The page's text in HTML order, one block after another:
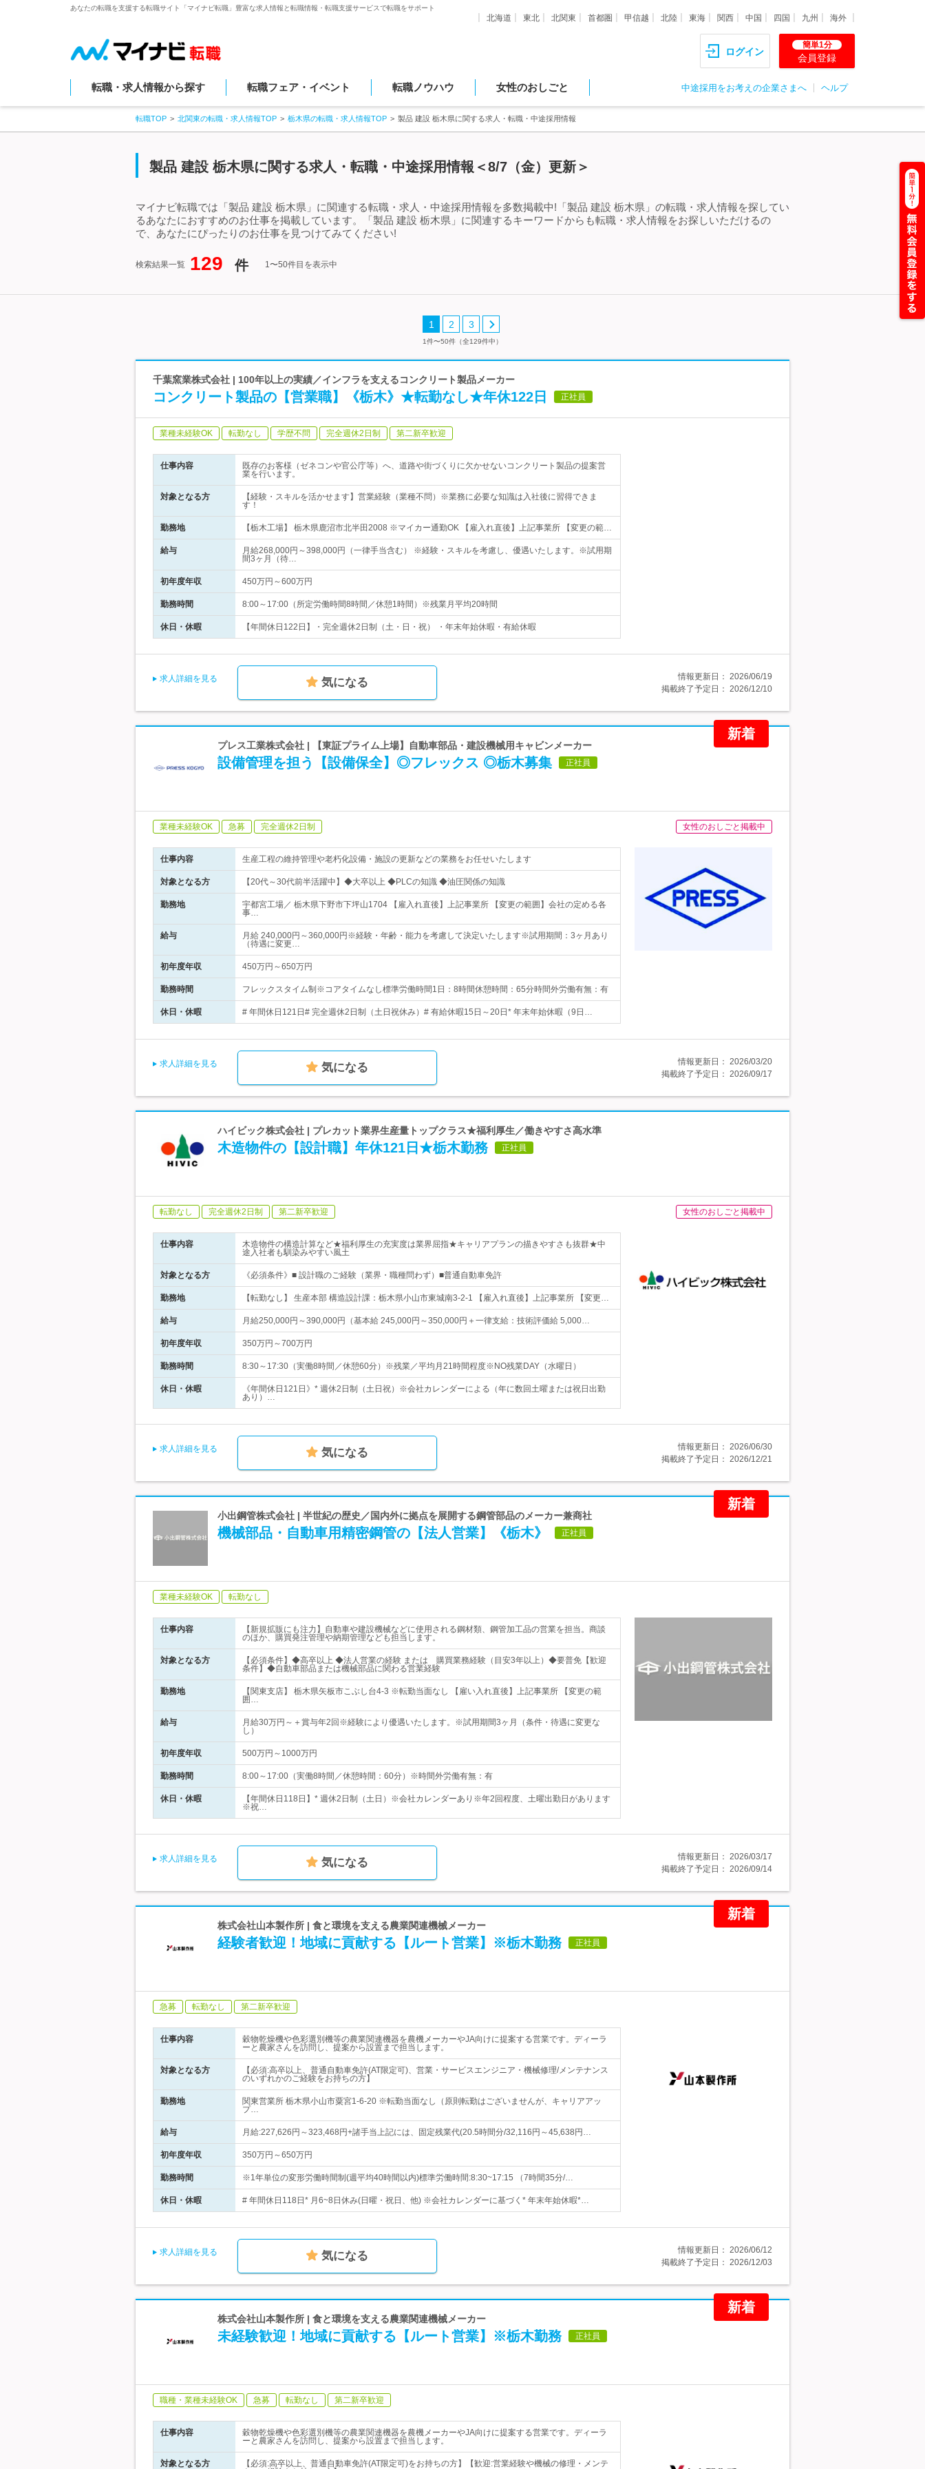
あなたの転職を支援する転職サイト「マイナビ転職」豊富な求人情報と転職情報・転職支援サービスで転職をサポート
北海道 東北 北関東 首都圏 甲信越 北陸 東海 関西 中国 四国 九州 海外
ログイン
簡単1分
会員登録
転職・求人情報から探す 転職フェア・イベント 転職ノウハウ 女性のおしごと 中途採用をお考えの企業さまへ ヘルプ
転職TOP 北関東の転職・求人情報TOP 栃木県の転職・求人情報TOP 製品 建設 栃木県に関する求人・転職・中途採用情報
製品 建設 栃木県に関する求人・転職・中途採用情報＜8/7（金）更新＞
マイナビ転職では「製品 建設 栃木県」に関連する転職・求人・中途採用情報を多数掲載中!「製品 建設 栃木県」の転職・求人情報を探してい
るあなたにおすすめのお仕事を掲載しています。「製品 建設 栃木県」に関連するキーワードからも転職・求人情報をお探しいただけるの
で、あなたにぴったりのお仕事を見つけてみてください!
検索結果一覧 129 件 1〜50件目を表示中
1 2 3
1件〜50件（全129件中）
千葉窯業株式会社 | 100年以上の実績／インフラを支えるコンクリート製品メーカー
コンクリート製品の【営業職】《栃木》★転勤なし★年休122日 正社員
業種未経験OK 転勤なし 学歴不問 完全週休2日制 第二新卒歓迎
仕事内容
既存のお客様（ゼネコンや官公庁等）へ、道路や街づくりに欠かせないコンクリート製品の提案営
業を行います。
対象となる方
【経験・スキルを活かせます】営業経験（業種不問）※業務に必要な知識は入社後に習得できま
す！
勤務地 【栃木工場】 栃木県鹿沼市北半田2008 ※マイカー通勤OK 【雇入れ直後】上記事業所 【変更の範…
給与
月給268,000円～398,000円（一律手当含む） ※経験・スキルを考慮し、優遇いたします。※試用期
間3ヶ月（待…
初年度年収 450万円～600万円
勤務時間 8:00～17:00（所定労働時間8時間／休憩1時間）※残業月平均20時間
休日・休暇 【年間休日122日】・完全週休2日制（土・日・祝） ・年末年始休暇・有給休暇
求人詳細を見る 気になる 情報更新日： 2026/06/19
掲載終了予定日： 2026/12/10
新着
プレス工業株式会社 | 【東証プライム上場】自動車部品・建設機械用キャビンメーカー
設備管理を担う【設備保全】◎フレックス ◎栃木募集 正社員
業種未経験OK 急募 完全週休2日制 女性のおしごと掲載中
仕事内容 生産工程の維持管理や老朽化設備・施設の更新などの業務をお任せいたします
対象となる方 【20代～30代前半活躍中】◆大卒以上 ◆PLCの知識 ◆油圧関係の知識
勤務地
宇都宮工場／ 栃木県下野市下坪山1704 【雇入れ直後】上記事業所 【変更の範囲】会社の定める各
事…
給与
月給 240,000円～360,000円※経験・年齢・能力を考慮して決定いたします※試用期間：3ヶ月あり
（待遇に変更…
初年度年収 450万円～650万円
勤務時間 フレックスタイム制※コアタイムなし標準労働時間1日：8時間休憩時間：65分時間外労働有無：有
休日・休暇 # 年間休日121日# 完全週休2日制（土日祝休み）# 有給休暇15日～20日* 年末年始休暇（9日…
求人詳細を見る 気になる 情報更新日： 2026/03/20
掲載終了予定日： 2026/09/17
ハイビック株式会社 | プレカット業界生産量トップクラス★福利厚生／働きやすさ高水準
木造物件の【設計職】年休121日★栃木勤務 正社員
転勤なし 完全週休2日制 第二新卒歓迎 女性のおしごと掲載中
仕事内容
木造物件の構造計算など★福利厚生の充実度は業界屈指★キャリアプランの描きやすさも抜群★中
途入社者も馴染みやすい風土
対象となる方 《必須条件》■ 設計職のご経験（業界・職種問わず）■普通自動車免許
勤務地 【転勤なし】 生産本部 構造設計課：栃木県小山市東城南3-2-1 【雇入れ直後】上記事業所 【変更…
給与 月給250,000円～390,000円（基本給 245,000円～350,000円＋一律支給：技術評価給 5,000…
初年度年収 350万円～700万円
勤務時間 8:30～17:30（実働8時間／休憩60分）※残業／平均月21時間程度※NO残業DAY（水曜日）
休日・休暇
《年間休日121日》* 週休2日制（土日祝）※会社カレンダーによる（年に数回土曜または祝日出勤
あり）…
求人詳細を見る 気になる 情報更新日： 2026/06/30
掲載終了予定日： 2026/12/21
新着
小出鋼管株式会社 | 半世紀の歴史／国内外に拠点を展開する鋼管部品のメーカー兼商社
機械部品・自動車用精密鋼管の【法人営業】《栃木》 正社員
業種未経験OK 転勤なし
仕事内容
【新規拡販にも注力】自動車や建設機械などに使用される鋼材類、鋼管加工品の営業を担当。商談
のほか、購買発注管理や納期管理なども担当します。
対象となる方
【必須条件】◆高卒以上 ◆法人営業の経験 または 購買業務経験（目安3年以上）◆要普免【歓迎
条件】◆自動車部品または機械部品に関わる営業経験
勤務地
【関東支店】 栃木県矢板市こぶし台4-3 ※転勤当面なし 【雇い入れ直後】上記事業所 【変更の範
囲…
給与
月給30万円～＋賞与年2回※経験により優遇いたします。※試用期間3ヶ月（条件・待遇に変更な
し）
初年度年収 500万円～1000万円
勤務時間 8:00～17:00（実働8時間／休憩時間：60分）※時間外労働有無：有
休日・休暇
【年間休日118日】* 週休2日制（土日）※会社カレンダーあり※年2回程度、土曜出勤日があります
※祝…
求人詳細を見る 気になる 情報更新日： 2026/03/17
掲載終了予定日： 2026/09/14
新着
株式会社山本製作所 | 食と環境を支える農業関連機械メーカー
経験者歓迎！地域に貢献する【ルート営業】※栃木勤務 正社員
急募 転勤なし 第二新卒歓迎
仕事内容
穀物乾燥機や色彩選別機等の農業関連機器を農機メーカーやJA向けに提案する営業です。ディーラ
ーと農家さんを訪問し、提案から設置まで担当します。
対象となる方
【必須:高卒以上、普通自動車免許(AT限定可)、営業・サービスエンジニア・機械修理/メンテナンス
のいずれかのご経験をお持ちの方】
勤務地
関東営業所 栃木県小山市粟宮1-6-20 ※転勤当面なし（原則転勤はございませんが、キャリアアッ
プ…
給与 月給:227,626円～323,468円+諸手当上記には、固定残業代(20.5時間分/32,116円～45,638円…
初年度年収 350万円～650万円
勤務時間 ※1年単位の変形労働時間制(週平均40時間以内)標準労働時間:8:30~17:15 （7時間35分/…
休日・休暇 # 年間休日118日* 月6~8日休み(日曜・祝日、他) ※会社カレンダーに基づく* 年末年始休暇*…
求人詳細を見る 気になる 情報更新日： 2026/06/12
掲載終了予定日： 2026/12/03
新着
株式会社山本製作所 | 食と環境を支える農業関連機械メーカー
未経験歓迎！地域に貢献する【ルート営業】※栃木勤務 正社員
職種・業種未経験OK 急募 転勤なし 第二新卒歓迎
仕事内容
穀物乾燥機や色彩選別機等の農業関連機器を農機メーカーやJA向けに提案する営業です。ディーラ
ーと農家さんを訪問し、提案から設置まで担当します。
対象となる方
【必須:高卒以上、普通自動車免許(AT限定可)をお持ちの方】【歓迎:営業経験や機械の修理・メンテ